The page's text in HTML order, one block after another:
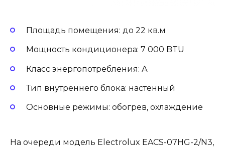
Площадь помещения: до 22 кв.м
Мощность кондиционера: 7 000 BTU
Класс энергопотребления: А
Тип внутреннего блока: настенный
Основные режимы: обогрев, охлаждение
На очереди модель Electrolux EACS-07HG-2/N3,